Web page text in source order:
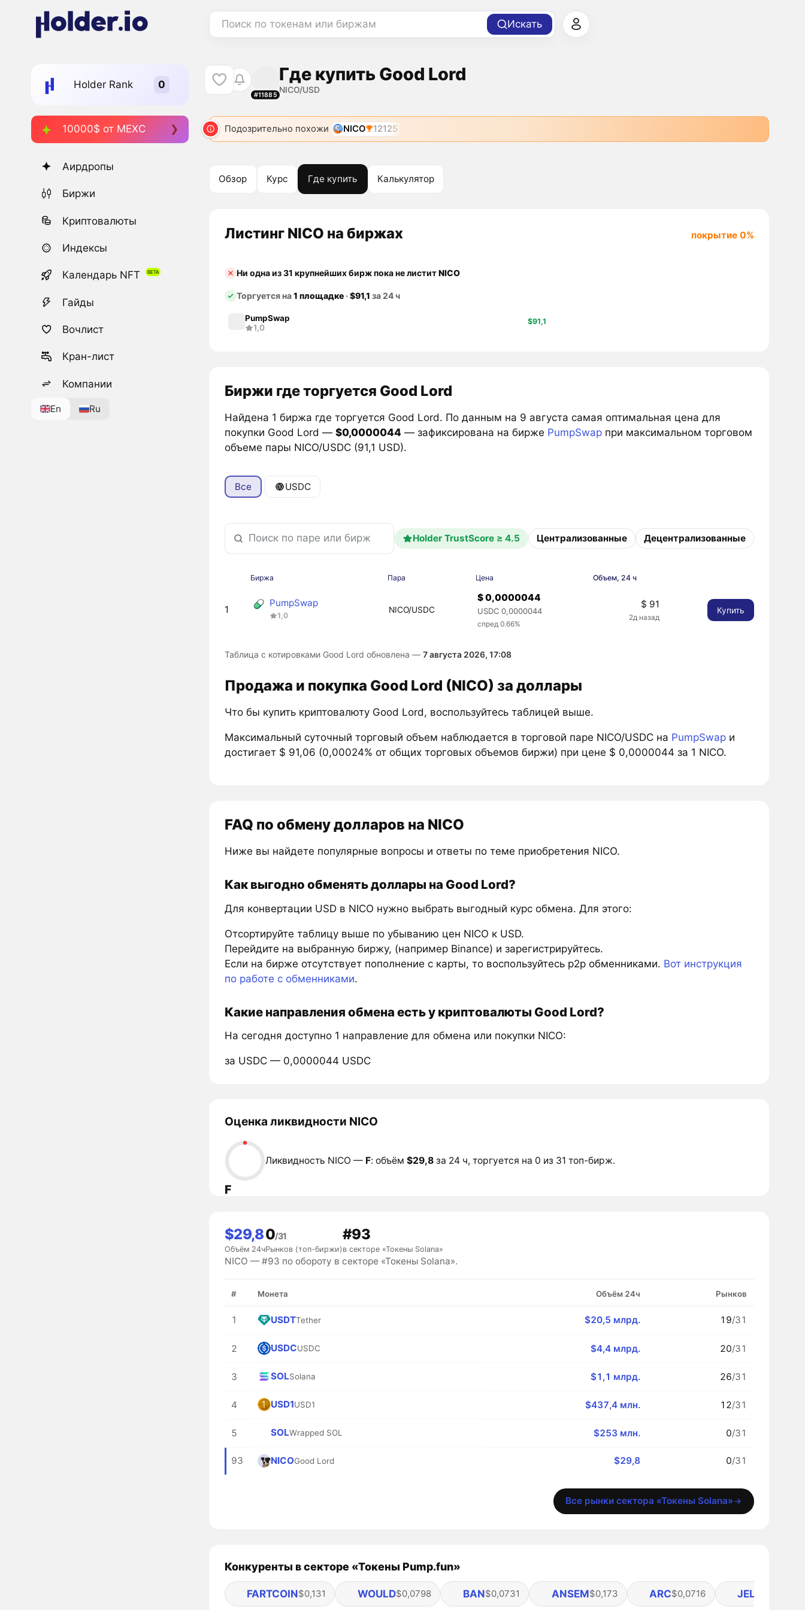
Поиск по токенам или биржам Искать
Holder Rank
10000$ от MEXC
Аирдропы
Биржи
Криптовалюты
Индексы
Календарь NFT
Гайды
Вочлист
Кран-лист
Компании
En Ru
#11885
Где купить Good Lord
NICO/USD
Подозрительно похожи NICO 12125
Обзор Курс Где купить Калькулятор
Листинг NICO на биржах покрытие 0%
Ни одна из 31 крупнейших бирж пока не листитNICO
Торгуется на1 площадке·$91,1 за 24 ч
PumpSwap
1,0
$91,1
Биржи где торгуется Good Lord
Найдена 1 биржа где торгуется Good Lord. По данным на 9 августа самая оптимальная цена для
покупки Good Lord — $0,0000044 — зафиксирована на бирже PumpSwapпри максимальном торговом
объеме пары NICO/USDC (91,1 USD).
Все USDC
Holder TrustScore ≥ 4.5 Централизованные Децентрализованные
Биржа Пара Цена Объем, 24 ч
1
PumpSwap
1,0
NICO/USDC
$ 0,0000044
USDC 0,0000044
спред 0.66%
$ 91
2д назад
Купить
Таблица с котировками Good Lord обновлена — 7 августа 2026, 17:08
Продажа и покупка Good Lord (NICO) за доллары
Что бы купить криптовалюту Good Lord, воспользуйтесь таблицей выше.
Максимальный суточный торговый объем наблюдается в торговой паре NICO/USDC на PumpSwapи
достигает $ 91,06 (0,00024% от общих торговых объемов биржи) при цене $ 0,0000044 за 1 NICO.
FAQ по обмену долларов на NICO
Ниже вы найдете популярные вопросы и ответы по теме приобретения NICO.
Как выгодно обменять доллары на Good Lord?
Для конвертации USD в NICO нужно выбрать выгодный курс обмена. Для этого:
Отсортируйте таблицу выше по убыванию цен NICO к USD.
Перейдите на выбранную биржу, (например Binance) и зарегистрируйтесь.
Если на бирже отсутствует пополнение с карты, то воспользуйтесь p2p обменниками. Вот инструкция
по работе с обменниками.
Какие направления обмена есть у криптовалюты Good Lord?
На сегодня доступно 1 направление для обмена или покупки NICO:
за USDC — 0,0000044 USDC
Оценка ликвидности NICO
F
Ликвидность NICO — F: объём $29,8за 24 ч, торгуется на 0 из 31 топ-бирж.
$29,8
Объём 24ч
0/31
Рынков (топ-биржи)
#93
в секторе «Токены Solana»
NICO — #93 по обороту в секторе «Токены Solana».
# Монета Объём 24ч Рынков
1 USDTTether $20,5 млрд. 19/31
2 USDCUSDC $4,4 млрд. 20/31
3 SOLSolana $1,1 млрд. 26/31
4 USD1USD1 $437,4 млн. 12/31
5 SOLWrapped SOL $253 млн. 0/31
93 NICOGood Lord $29,8 0/31
Все рынки сектора «Токены Solana»
Конкуренты в секторе «Токены Pump.fun»
FARTCOIN$0,131 WOULD$0,0798 BAN$0,0731 ANSEM$0,173 ARC$0,0716 JELLYJELLY